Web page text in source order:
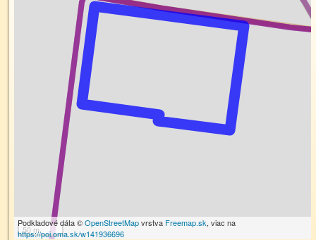
50 m
Podkladové dáta ©OpenStreetMapvrstva Freemap.sk, viac na
https://poi.oma.sk/w141936696